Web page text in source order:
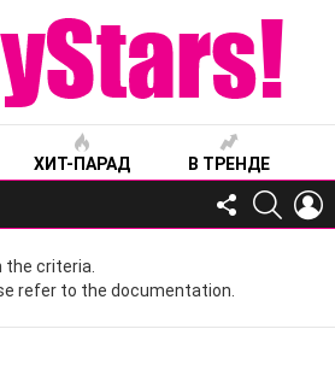
ХИТ-ПАРАД В ТРЕНДЕ
FOLLOW
US
criteria.
refer to the documentation.